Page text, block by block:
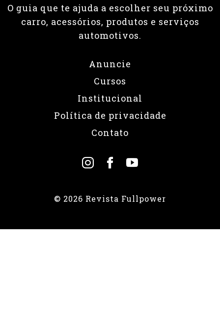
O guia que te ajuda a escolher seu próximo
carro, acessórios, produtos e serviços
automotivos.
Anuncie
Cursos
Institucional
Política de privacidade
Contato
© 2026 Revista Fullpower